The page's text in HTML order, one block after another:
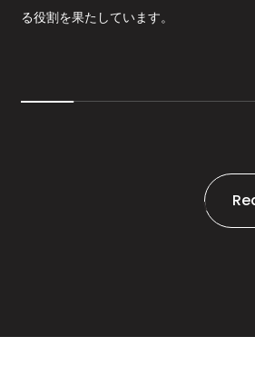
る役割を果たしています。